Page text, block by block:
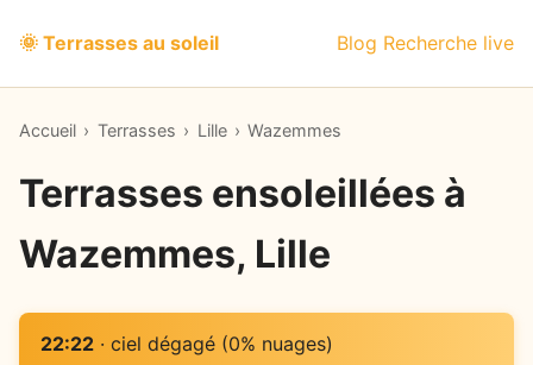
🌞 Terrasses au soleil Blog Recherche live
Accueil › Terrasses › Lille › Wazemmes
Terrasses ensoleillées à
Wazemmes, Lille
22:22· ciel dégagé (0% nuages)